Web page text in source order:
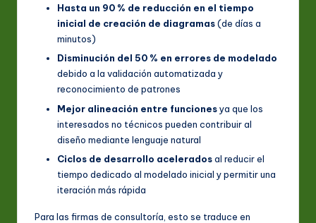
Hasta un 90 % de reducción en el tiempo
inicial de creación de diagramas(de días a
minutos)
Disminución del 50 % en errores de modelado
debido a la validación automatizada y
reconocimiento de patrones
Mejor alineación entre funcionesya que los
interesados no técnicos pueden contribuir al
diseño mediante lenguaje natural
Ciclos de desarrollo aceleradosal reducir el
tiempo dedicado al modelado inicial y permitir una
iteración más rápida
Para las firmas de consultoría, esto se traduce en